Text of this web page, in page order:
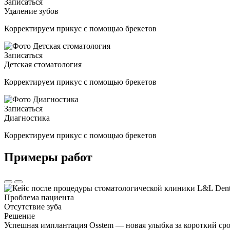
Удаление зубов
Корректируем прикус с помощью брекетов
Записаться
Детская стоматология
Корректируем прикус с помощью брекетов
Записаться
Диагностика
Корректируем прикус с помощью брекетов
Примеры работ
Проблема пациента
Отсутствие зуба
Решение
Успешная имплантация Osstem — новая улыбка за короткий